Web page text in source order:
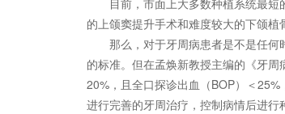
目前，市面上大多数种植系统最
的上颌窦提升手术和难度较大的下颌植
那么，对于牙周病患者是不是任
的标准。但在孟焕新教授主编的《牙
20%，且全口探诊出血（BOP）＜
进行完善的牙周治疗，控制病情后进行